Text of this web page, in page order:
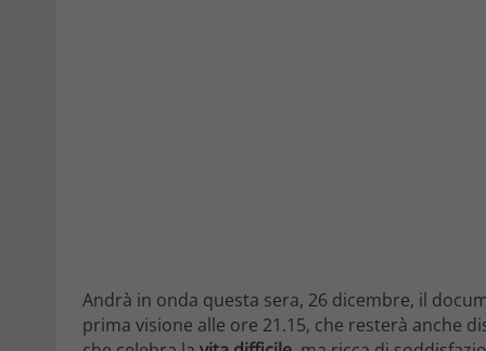
Andrà in onda questa sera, 26 dicembre, il
prima visione alle ore 21.15, che resterà anche